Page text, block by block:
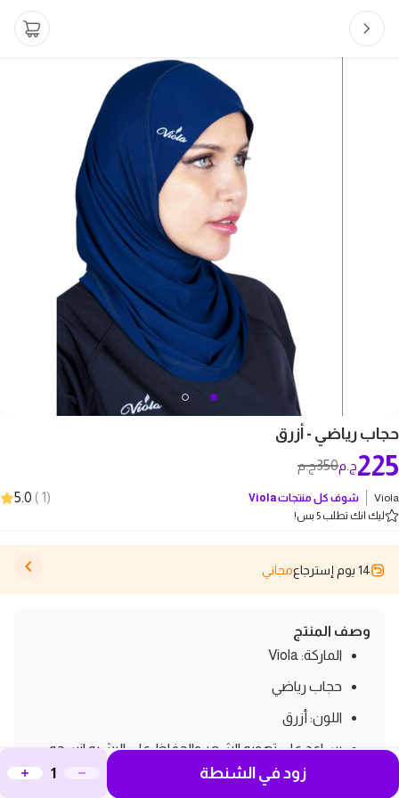
حجاب رياضي - أزرق
350ج.م 225ج.م
Viola شوف كل منتجاتViola
(
1
)
5.0
ليك انك تطلب 5 بس!
14 يوم إسترجاع مجاني
وصف المنتج
الماركة: Viola
حجاب رياضي
اللون: أزرق
يساعد علي تهويه الشعر والحفاظ علي البشره انسجه
زود في الشنطة